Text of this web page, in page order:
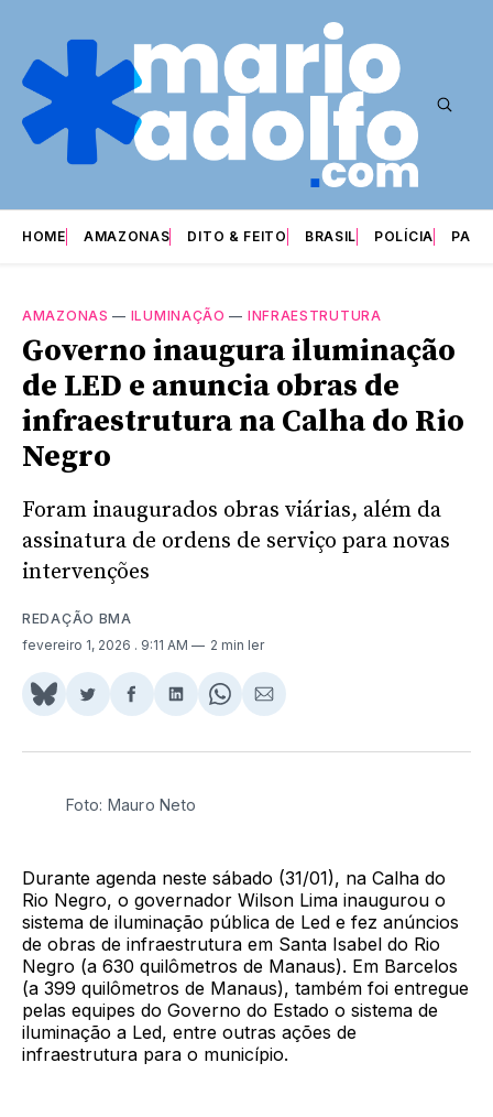
HOME AMAZONAS DITO & FEITO BRASIL POLÍCIA
AMAZONAS — ILUMINAÇÃO — INFRAESTRUTURA
Governo inaugura iluminação
de LED e anuncia obras de
infraestrutura na Calha do Rio
Negro
Foram inaugurados obras viárias, além da
assinatura de ordens de serviço para novas
intervenções
REDAÇÃO BMA
fevereiro 1, 2026 . 9:11 AM 2 min ler
Share
BlueSky
Compartilhar
Twitter
Compartilhar
Facebook
Compartilhar
LinkedIn
Share
WhatsApp
Compartilhar
Email
Foto: Mauro Neto
Durante agenda neste sábado (31/01), na Calha do
Rio Negro, o governador Wilson Lima inaugurou o
sistema de iluminação pública de Led e fez anúncios
de obras de infraestrutura em Santa Isabel do Rio
Negro (a 630 quilômetros de Manaus). Em Barcelos
(a 399 quilômetros de Manaus), também foi entregue
pelas equipes do Governo do Estado o sistema de
iluminação a Led, entre outras ações de
infraestrutura para o município.